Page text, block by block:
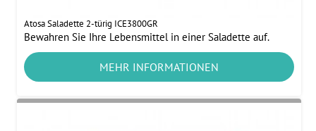
Atosa Saladette 2-türig ICE3800GR
Bewahren Sie Ihre Lebensmittel in einer Saladette auf.
MEHR INFORMATIONEN